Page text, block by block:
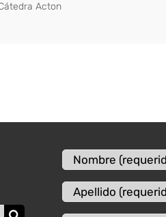
Acton